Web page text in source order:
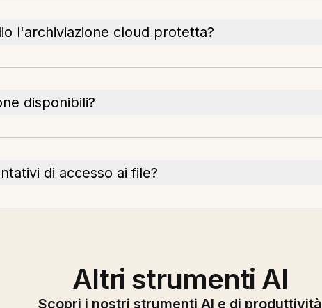
l'archiviazione cloud protetta?
disponibili?
di accesso ai file?
Altri strumenti AI
Scopri i nostri strumenti AI e di produttività